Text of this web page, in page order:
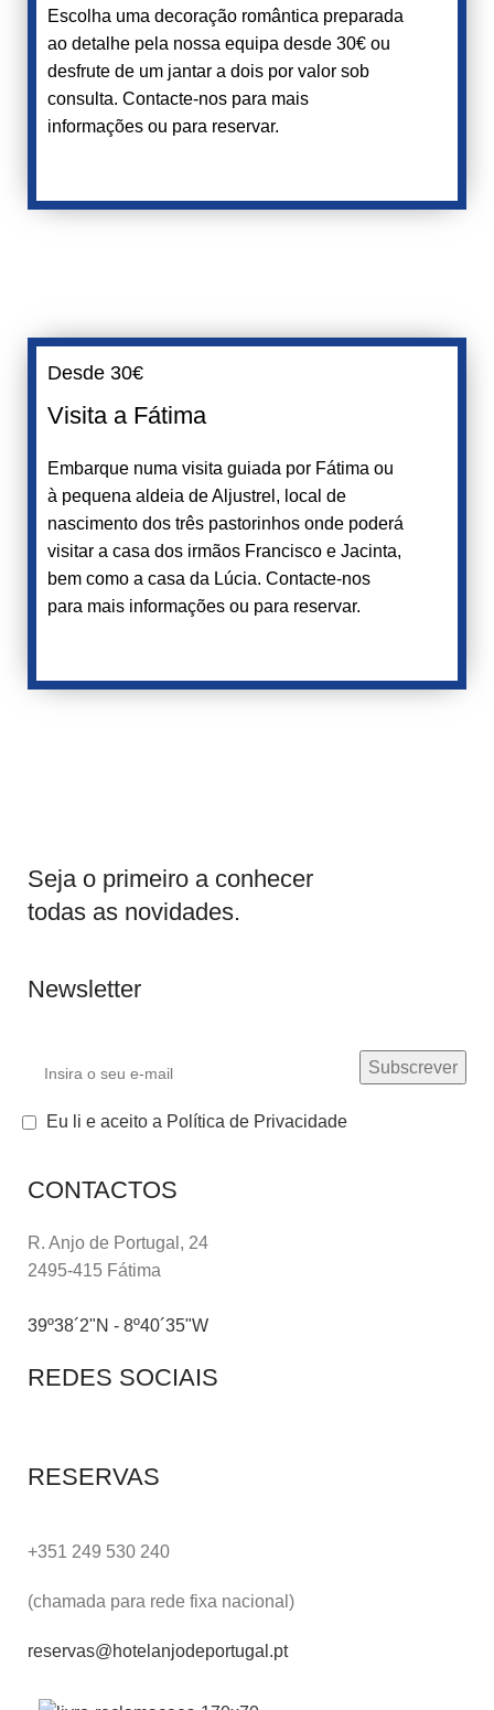
Escolha uma decoração romântica preparada
ao detalhe pela nossa equipa desde 30€ ou
desfrute de um jantar a dois por valor sob
consulta. Contacte-nos para mais
informações ou para reservar.
Desde 30€
Visita a Fátima
Embarque numa visita guiada por Fátima ou
à pequena aldeia de Aljustrel, local de
nascimento dos três pastorinhos onde poderá
visitar a casa dos irmãos Francisco e Jacinta,
bem como a casa da Lúcia. Contacte-nos
para mais informações ou para reservar.
Seja o primeiro a conhecer
todas as novidades.
Newsletter
Eu li e aceito a Política de Privacidade
CONTACTOS
R. Anjo de Portugal, 24
2495-415 Fátima
39º38´2"N - 8º40´35"W
REDES SOCIAIS
RESERVAS
+351 249 530 240
(chamada para rede fixa nacional)
reservas@hotelanjodeportugal.pt